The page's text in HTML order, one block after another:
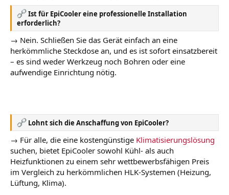
Ist für EpiCooler eine professionelle Installation
erforderlich?
→ Nein. Schließen Sie das Gerät einfach an eine
herkömmliche Steckdose an, und es ist sofort einsatzbereit
– es sind weder Werkzeug noch Bohren oder eine
aufwendige Einrichtung nötig.
Lohnt sich die Anschaffung von EpiCooler?
→ Für alle, die eine kostengünstige Klimatisierungslösung
suchen, bietet EpiCooler sowohl Kühl- als auch
Heizfunktionen zu einem sehr wettbewerbsfähigen Preis
im Vergleich zu herkömmlichen HLK-Systemen (Heizung,
Lüftung, Klima).